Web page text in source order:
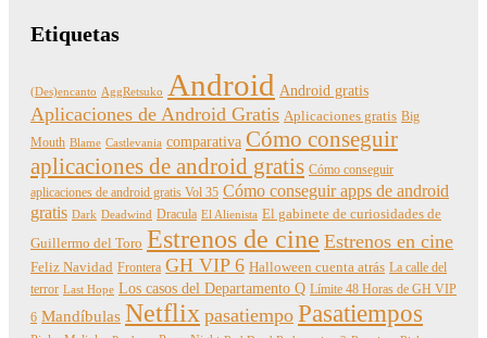
Etiquetas
(Des)encanto AggRetsuko Android Android gratis
Aplicaciones de Android Gratis Aplicaciones gratis Big
Mouth Blame Castlevania comparativa Cómo conseguir
aplicaciones de android gratis Cómo conseguir
aplicaciones de android gratis Vol 35 Cómo conseguir apps de android
gratis Dark Deadwind Dracula El Alienista El gabinete de curiosidades de
Guillermo del Toro Estrenos de cine Estrenos en cine
Feliz Navidad Frontera GH VIP 6 Halloween cuenta atrás La calle del
terror Last Hope Los casos del Departamento Q Límite 48 Horas de GH VIP
6 Mandíbulas Netflix pasatiempo Pasatiempos